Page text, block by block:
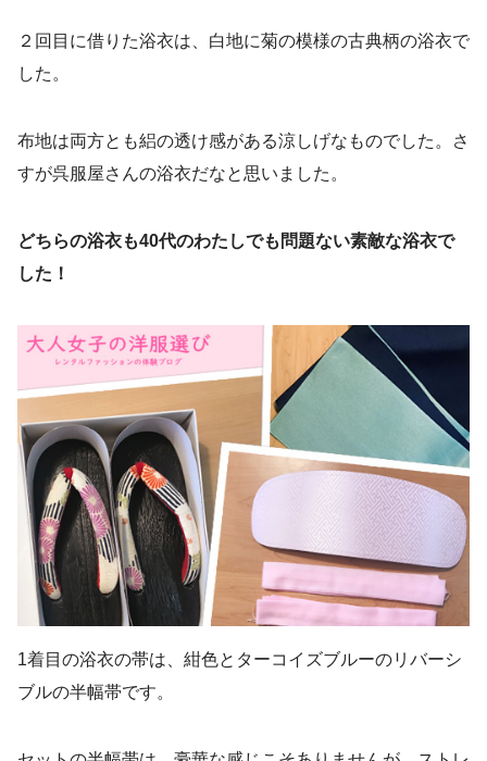
２回目に借りた浴衣は、白地に菊の模様の古典柄の浴衣で
した。
布地は両方とも絽の透け感がある涼しげなものでした。さ
すが呉服屋さんの浴衣だなと思いました。
どちらの浴衣も40代のわたしでも問題ない素敵な浴衣で
した！
1着目の浴衣の帯は、紺色とターコイズブルーのリバーシ
ブルの半幅帯です。